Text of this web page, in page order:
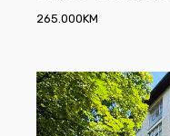
265.000KM